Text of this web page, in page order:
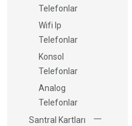
Telefonlar
Wifi Ip
Telefonlar
Konsol
Telefonlar
Analog
Telefonlar
Santral Kartları